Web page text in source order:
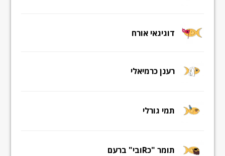
דוגיגאי אורח
רענן כרמיאלי
תמי גורלי
תומר "כRובי" ברעם